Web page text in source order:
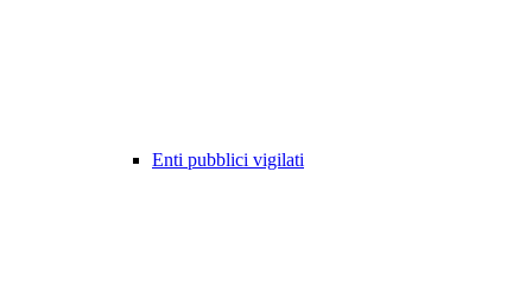
Enti pubblici vigilati